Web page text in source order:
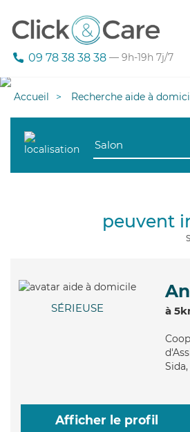
09 78 38 38 38 — 9h-19h 7j/7
Accueil Recherche aide à
peuvent
SÉRIEUSE à
Afficher le profil